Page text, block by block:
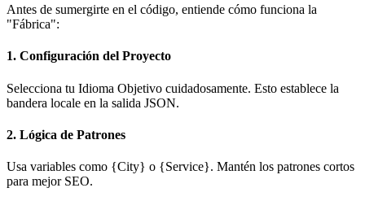
Antes de sumergirte en el código, entiende cómo funciona la
"Fábrica":
1. Configuración del Proyecto
Selecciona tu Idioma Objetivo cuidadosamente. Esto establece la
bandera locale en la salida JSON.
2. Lógica de Patrones
Usa variables como {City} o {Service}. Mantén los patrones cortos
para mejor SEO.